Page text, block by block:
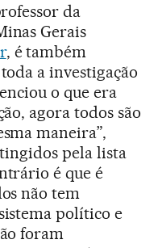
da
Gerais
, é também
a investigação
o que era
agora todos são
maneira”,
pela lista
é que é
não tem
político e
foram